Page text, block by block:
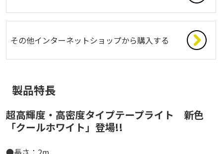
その他インターネットショップから購入する
製品特長
超高輝度・高密度タイプテープライト 新色
「クールホワイト」登場!!